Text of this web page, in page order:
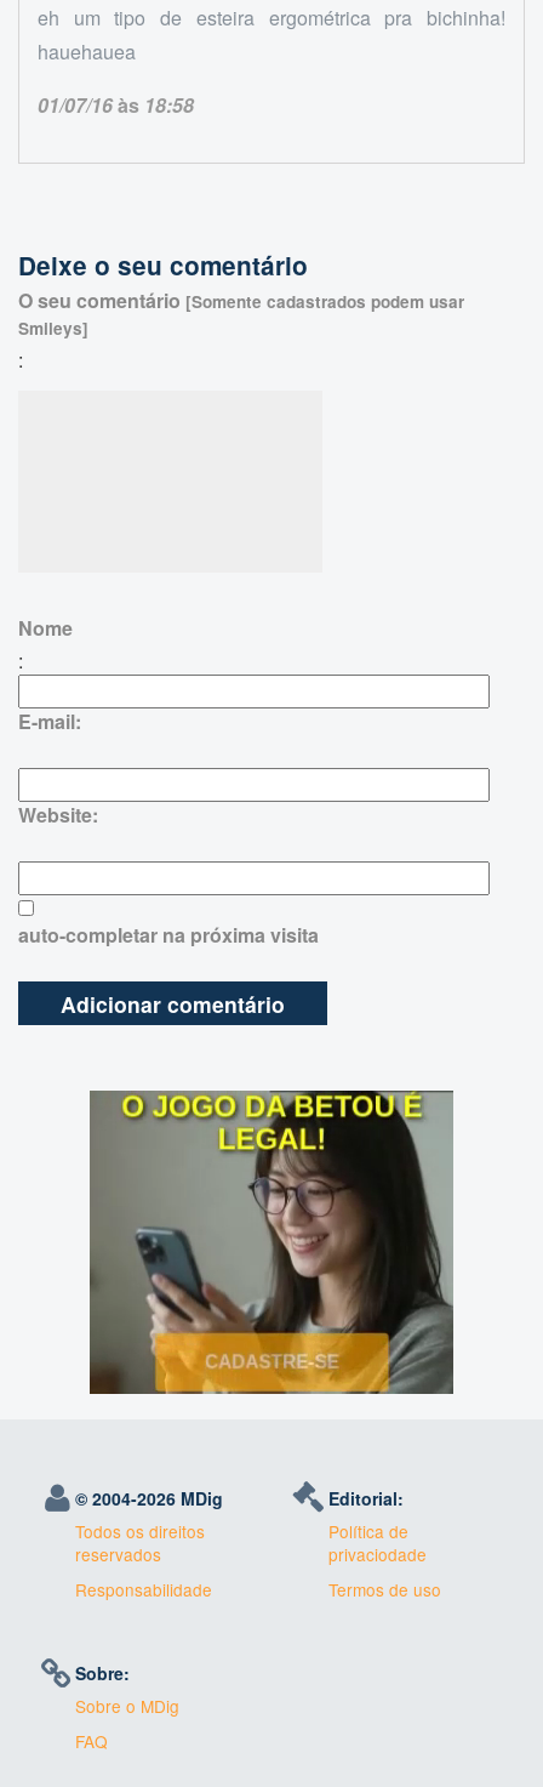
eh um tipo de esteira ergométrica pra bichinha!
hauehauea
01/07/16às 18:58
Deixe o seu comentário
O seu comentário [Somente cadastrados podem usar
Smileys]
:
Nome
:
E-mail:
Website:
auto-completar na próxima visita
© 2004-2026 MDig
Todos os direitos
reservados
Responsabilidade
Editorial:
Política de
privaciodade
Termos de uso
Sobre:
Sobre o MDig
FAQ